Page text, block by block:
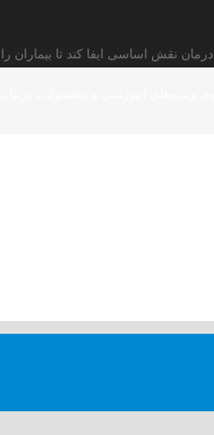
نقش اساسی ایفا کند تا